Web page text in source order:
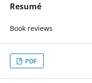
Resumé
Book reviews
PDF